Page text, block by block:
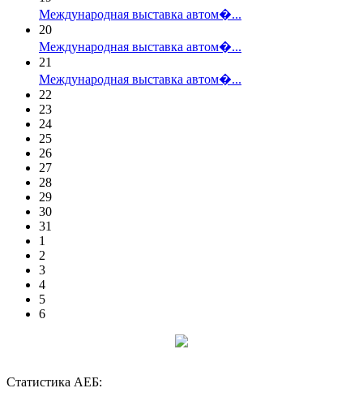
Международная выставка автом�...
20
Международная выставка автом�...
21
Международная выставка автом�...
22
23
24
25
26
27
28
29
30
31
1
2
3
4
5
6
Статистика АЕБ: